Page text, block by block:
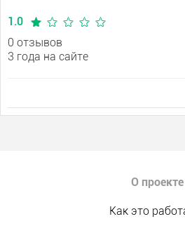
1.0
0 отзывов
3 года на сайте
О проекте
Как это